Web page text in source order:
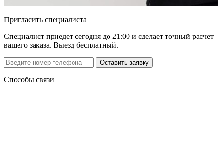
Пригласить специалиста
Специалист приедет сегодня до 21:00 и сделает точный расчет
вашего заказа. Выезд бесплатный.
Способы связи